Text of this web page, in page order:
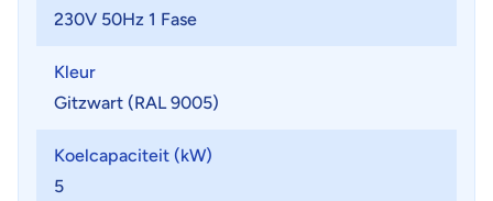
230V 50Hz 1 Fase
Kleur
Gitzwart (RAL 9005)
Koelcapaciteit (kW)
5